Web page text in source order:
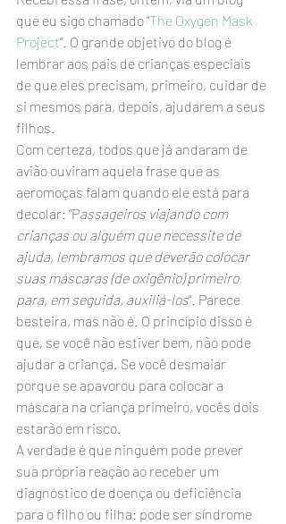
que eu sigo chamado “The Oxygen Mask
Project“. O grande objetivo do blog é
lembrar aos pais de crianças especiais
de que eles precisam, primeiro, cuidar de
si mesmos para, depois, ajudarem a seus
filhos.
Com certeza, todos que já andaram de
avião ouviram aquela frase que as
aeromoças falam quando ele está para
decolar: “Passageiros viajando com
crianças ou alguém que necessite de
ajuda, lembramos que deverão colocar
suas máscaras (de oxigênio) primeiro
para, em seguida, auxiliá-los“. Parece
besteira, mas não é. O princípio disso é
que, se você não estiver bem, não pode
ajudar a criança. Se você desmaiar
porque se apavorou para colocar a
máscara na criança primeiro, vocês dois
estarão em risco.
A verdade é que ninguém pode prever
sua própria reação ao receber um
diagnóstico de doença ou deficiência
para o filho ou filha: pode ser síndrome